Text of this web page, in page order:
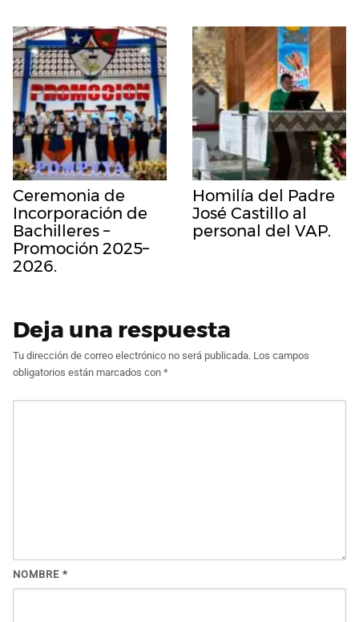
Ceremonia de
Incorporación de
Bachilleres –
Promoción 2025–
2026.
Homilía del Padre
José Castillo al
personal del VAP.
Deja una respuesta
Tu dirección de correo electrónico no será publicada. Los campos
obligatorios están marcados con *
NOMBRE *